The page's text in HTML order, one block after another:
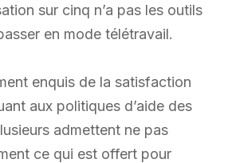
sur cinq n’a pas les outils
en mode télétravail.
enquis de la satisfaction
aux politiques d’aide des
admettent ne pas
ce qui est offert pour